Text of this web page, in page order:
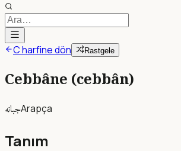
C harfine dön Rastgele
Cebbâne (cebbân)
جبانهArapça
Tanım